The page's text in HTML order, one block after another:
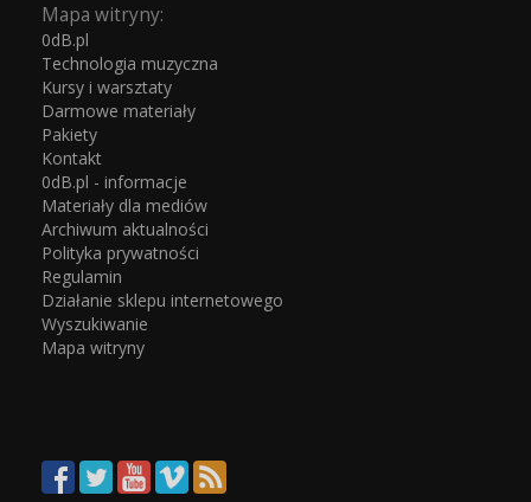
Mapa witryny:
0dB.pl
Technologia muzyczna
Kursy i warsztaty
Darmowe materiały
Pakiety
Kontakt
0dB.pl - informacje
Materiały dla mediów
Archiwum aktualności
Polityka prywatności
Regulamin
Działanie sklepu internetowego
Wyszukiwanie
Mapa witryny